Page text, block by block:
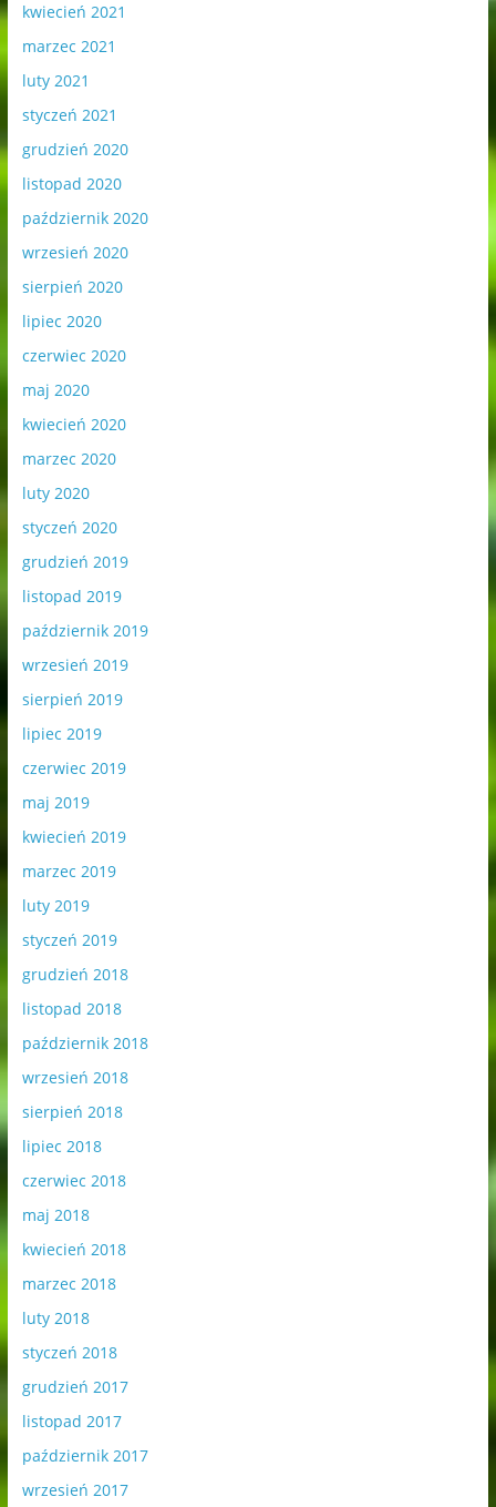
kwiecień 2021
marzec 2021
luty 2021
styczeń 2021
grudzień 2020
listopad 2020
październik 2020
wrzesień 2020
sierpień 2020
lipiec 2020
czerwiec 2020
maj 2020
kwiecień 2020
marzec 2020
luty 2020
styczeń 2020
grudzień 2019
listopad 2019
październik 2019
wrzesień 2019
sierpień 2019
lipiec 2019
czerwiec 2019
maj 2019
kwiecień 2019
marzec 2019
luty 2019
styczeń 2019
grudzień 2018
listopad 2018
październik 2018
wrzesień 2018
sierpień 2018
lipiec 2018
czerwiec 2018
maj 2018
kwiecień 2018
marzec 2018
luty 2018
styczeń 2018
grudzień 2017
listopad 2017
październik 2017
wrzesień 2017